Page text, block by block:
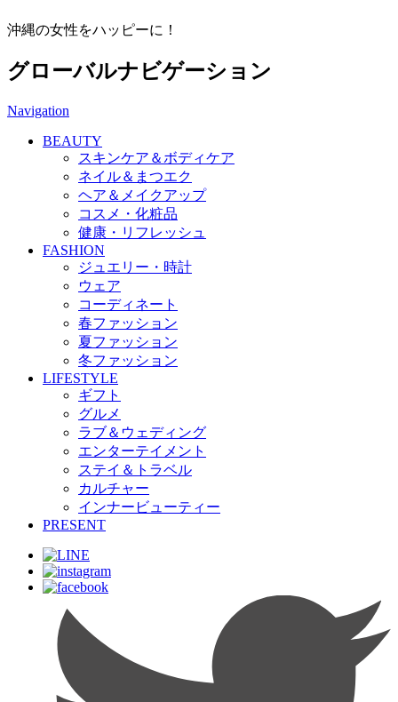
沖縄の女性をハッピーに！
グローバルナビゲーション
Navigation
BEAUTY
スキンケア＆ボディケア
ネイル＆まつエク
ヘア＆メイクアップ
コスメ・化粧品
健康・リフレッシュ
FASHION
ジュエリー・時計
ウェア
コーディネート
春ファッション
夏ファッション
冬ファッション
LIFESTYLE
ギフト
グルメ
ラブ＆ウェディング
エンターテイメント
ステイ＆トラベル
カルチャー
インナービューティー
PRESENT